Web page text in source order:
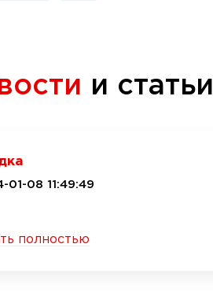
и статьи
01-08 11:49:49
полностью